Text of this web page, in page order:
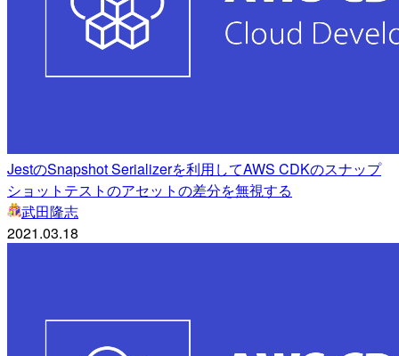
JestのSnapshot Serializerを利用してAWS CDKのスナップ
ショットテストのアセットの差分を無視する
武田隆志
2021.03.18